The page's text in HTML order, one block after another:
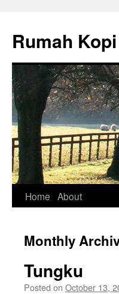
Rumah
Skip
content
Home About
Monthly
Tungku
Posted on October 13,